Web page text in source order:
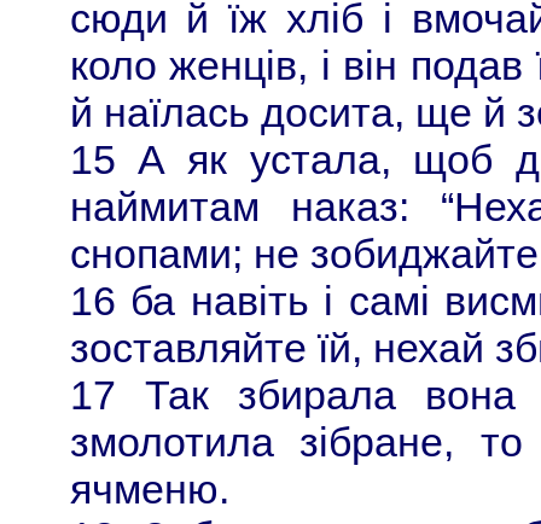
сюди й їж хліб і
коло женців, і він
й наїлась досита, ще й
15 А як устала, щоб
наймитам наказ:
снопами; не зобиджайте
16 ба навіть і самі
зоставляйте їй, нехай
17 Так збирала
змолотила зібране,
ячменю.